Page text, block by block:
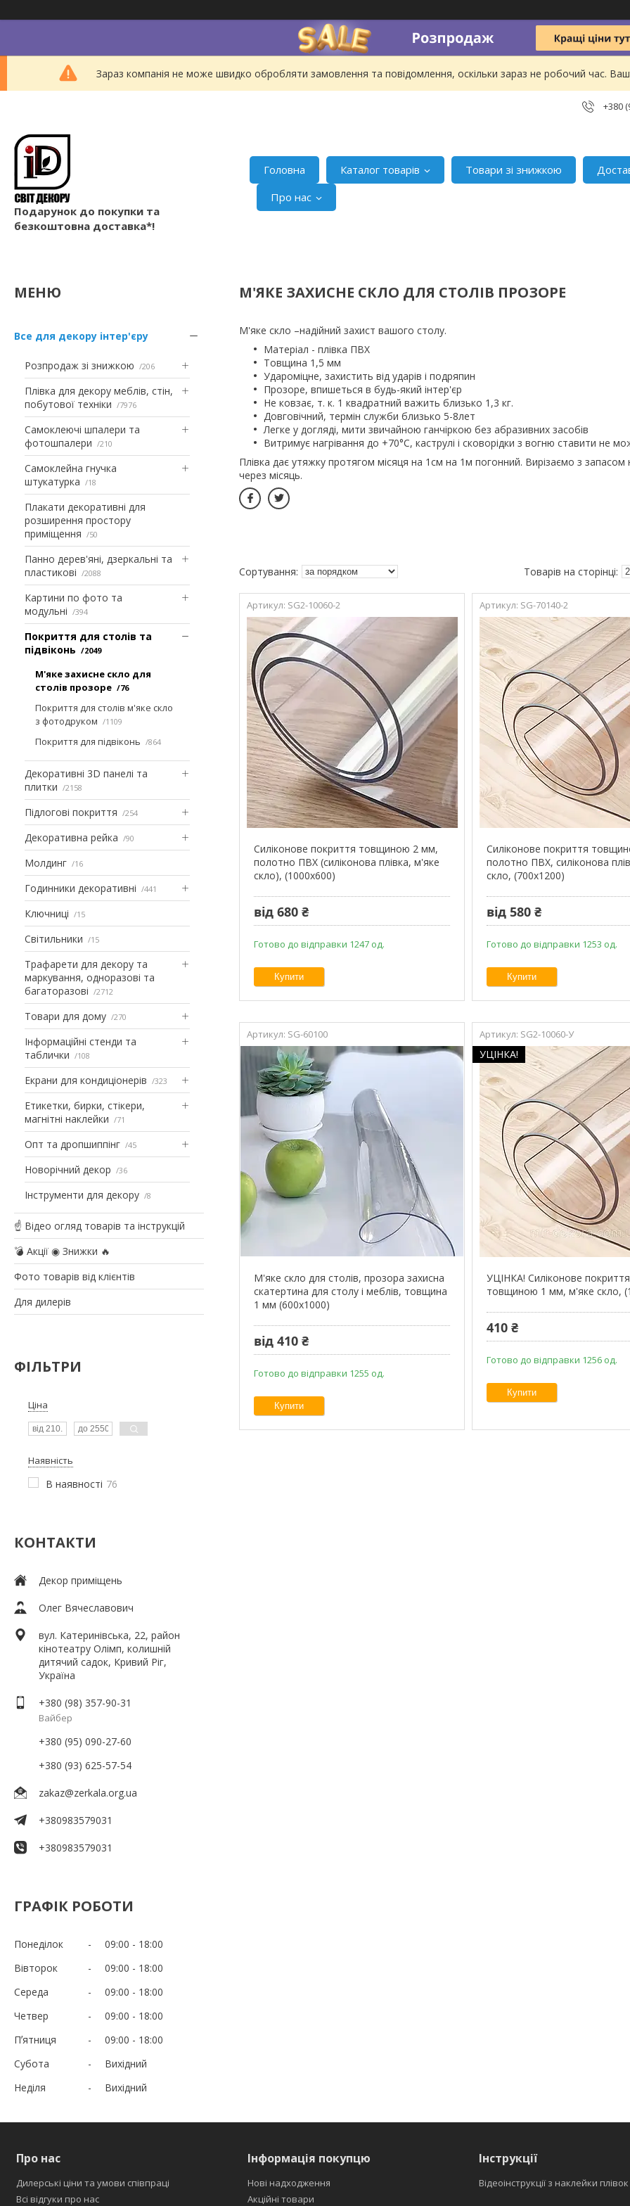
Зараз компанія не може швидко обробляти замовлення та повідомлення, оскільки зараз не робочий час.
+380
Подарунок до покупки та
безкоштовна доставка*!
Головна Каталог товарів Товари зі знижкою
Про нас
Все для декору інтер'єру
Розпродаж зі знижкою 206
Плівка для декору меблів, стін,
побутової техніки
7976
Самоклеючі шпалери та
фотошпалери
210
Самоклейна гнучка
штукатурка
18
Плакати декоративні для
розширення простору
приміщення
50
Панно дерев'яні, дзеркальні та
пластикові
2088
Картини по фото та
модульні
394
Покриття для столів та
підвіконь
2049
М'яке захисне скло для
столів прозоре
76
Покриття для столів м'яке скло
з фотодруком
1109
Покриття для підвіконь 864
Декоративні 3D панелі та
плитки
2158
Підлогові покриття 254
Декоративна рейка 90
Молдинг 16
Годинники декоративні 441
Ключниці 15
Світильники 15
Трафарети для декору та
маркування, одноразові та
багаторазові
2712
Товари для дому 270
Інформаційні стенди та
таблички
108
Екрани для кондиціонерів 323
Етикетки, бирки, стікери,
магнітні наклейки
71
Опт та дропшиппінг 45
Новорічний декор 36
Інструменти для декору 8
☝ Відео огляд товарів та інструкцій
💣 Акції ◉ Знижки 🔥
Фото товарів від клієнтів
Для дилерів
ФІЛЬТРИ
Ціна
Наявність
В наявності 76
КОНТАКТИ
Декор приміщень
Олег Вячеславович
вул. Катеринівська, 22, район
кінотеатру Олімп, колишній
дитячий садок, Кривий Ріг,
Україна
+380 (98) 357-90-31
Вайбер
+380 (95) 090-27-60
+380 (93) 625-57-54
zakaz@zerkala.org.ua
+380983579031
+380983579031
ГРАФІК РОБОТИ
Понеділок 09:00
18:00
Вівторок
09:00
18:00
Середа
09:00
18:00
Четвер
09:00
18:00
Пʼятниця
09:00
18:00
Субота
Вихідний
Неділя
Вихідний
М'ЯКЕ ЗАХИСНЕ СКЛО ДЛЯ СТОЛІВ ПРОЗОРЕ
М'яке скло –надійний захист вашого столу.
Матеріал - плівка ПВХ
Товщина 1,5 мм
Удароміцне, захистить від ударів і подряпин
Прозоре, впишеться в будь-який інтер'єр
Не ковзає, т. к. 1 квадратний важить близько 1,3 кг.
Довговічний, термін служби близько 5-8лет
Легке у догляді, мити звичайною ганчіркою без абразивних засобів
Витримує нагрівання до +70°С, каструлі і сковорідки з вогню ставити не
Плівка дає утяжку протягом місяця на 1см на 1м погонний. Вирізаємо з запасом
через місяць.
SG2-10060-2
Силіконове покриття товщиною 2 мм,
полотно ПВХ (силіконова плівка, м'яке
скло), (1000х600)
від 680 ₴
Готово до відправки 1247 од.
Купити
SG-70140-2
Силіконове покриття
полотно ПВХ, силіконова
скло, (700х1200)
від 580 ₴
Готово до відправки 1253 од.
Купити
SG-60100
М'яке скло для столів, прозора захисна
скатертина для столу і меблів, товщина
1 мм (600х1000)
від 410 ₴
Готово до відправки 1255 од.
Купити
SG2-10060-У
УЦІНКА!
УЦІНКА! Силіконове покриття
товщиною 1 мм, м'яке скло,
410 ₴
Готово до відправки 1256 од.
Купити
Про нас
Дилерські ціни та умови співпраці
Всі відгуки про нас
Інформація покупцю
Нові надходження
Акційні товари
Інструкції
Відеоінструкції з наклейки плівок